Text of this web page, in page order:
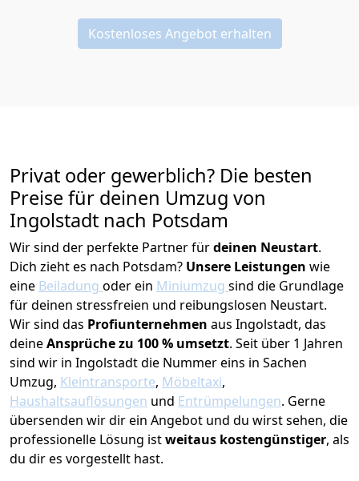
Kostenloses Angebot erhalten
Privat oder gewerblich? Die besten
Preise für deinen Umzug von
Ingolstadt nach Potsdam
Wir sind der perfekte Partner fürdeinen Neustart.
Dich zieht es nach Potsdam? Unsere Leistungen wie
eine Beiladung oder ein Miniumzug sind die Grundlage
für deinen stressfreien und reibungslosen Neustart.
Wir sind das Profiunternehmen aus Ingolstadt, das
deineAnsprüche zu 100 % umsetzt. Seit über 1 Jahren
sind wir in Ingolstadt die Nummer eins in Sachen
Umzug, Kleintransporte, Möbeltaxi,
Haushaltsauflösungen und Entrümpelungen. Gerne
übersenden wir dir ein Angebot und du wirst sehen, die
professionelle Lösung istweitaus kostengünstiger, als
du dir es vorgestellt hast.